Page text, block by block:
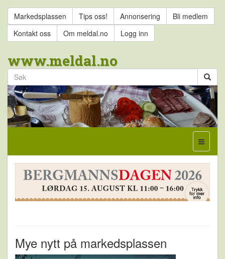
Markedsplassen Tips oss! Annonsering
Bli medlem
Kontakt oss
Om meldal.no Logg inn
www.meldal.no
Mye nytt på markedsplassen